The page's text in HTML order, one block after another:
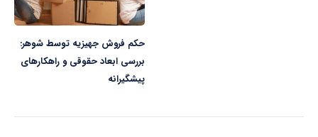
حكم فروش جهیزیه توسط شوهر:
بررسی ابعاد حقوقی و راهکارهای
پیشگیرانه